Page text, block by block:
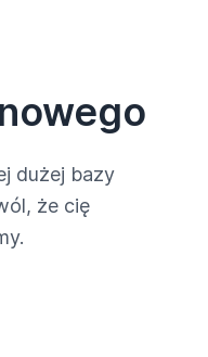
dużej bazy
że cię